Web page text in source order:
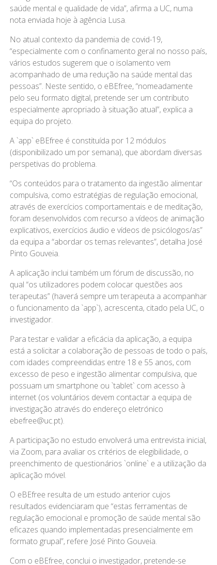
saúde mental e qualidade de vida”, afirma a UC, numa
nota enviada hoje à agência Lusa.
No atual contexto da pandemia de covid-19,
“especialmente com o confinamento geral no nosso país,
vários estudos sugerem que o isolamento vem
acompanhado de uma redução na saúde mental das
pessoas”. Neste sentido, o eBEfree, “nomeadamente
pelo seu formato digital, pretende ser um contributo
especialmente apropriado à situação atual”, explica a
equipa do projeto.
A `app` eBEfree é constituída por 12 módulos
(disponibilizado um por semana), que abordam diversas
perspetivas do problema.
“Os conteúdos para o tratamento da ingestão alimentar
compulsiva, como estratégias de regulação emocional,
através de exercícios comportamentais e de meditação,
foram desenvolvidos com recurso a vídeos de animação
explicativos, exercícios áudio e vídeos de psicólogos/as”
da equipa a “abordar os temas relevantes”, detalha José
Pinto Gouveia.
A aplicação inclui também um fórum de discussão, no
qual “os utilizadores podem colocar questões aos
terapeutas” (haverá sempre um terapeuta a acompanhar
o funcionamento da `app`), acrescenta, citado pela UC, o
investigador.
Para testar e validar a eficácia da aplicação, a equipa
está a solicitar a colaboração de pessoas de todo o país,
com idades compreendidas entre 18 e 55 anos, com
excesso de peso e ingestão alimentar compulsiva, que
possuam um smartphone ou `tablet` com acesso à
internet (os voluntários devem contactar a equipa de
investigação através do endereço eletrónico
ebefree@uc.pt).
A participação no estudo envolverá uma entrevista inicial,
via Zoom, para avaliar os critérios de elegibilidade, o
preenchimento de questionários `online` e a utilização da
aplicação móvel.
O eBEfree resulta de um estudo anterior cujos
resultados evidenciaram que “estas ferramentas de
regulação emocional e promoção de saúde mental são
eficazes quando implementadas presencialmente em
formato grupal”, refere José Pinto Gouveia.
Com o eBEfree, conclui o investigador, pretende-se